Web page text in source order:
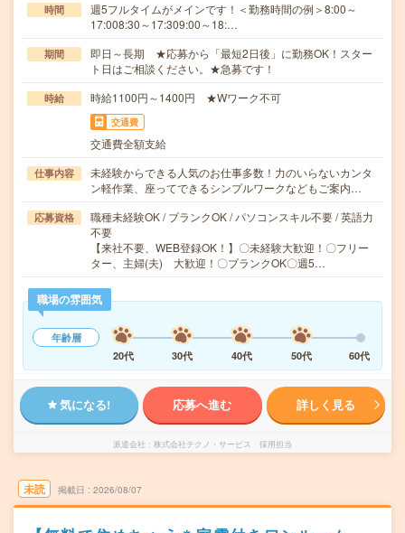
時間
週5フルタイムがメインです！＜勤務時間の例＞8:00～
17:008:30～17:309:00～18:…
期間
即日～長期 ★応募から「最短2日後」に勤務OK！スター
ト日はご相談ください。★急募です！
時給 時給1100円～1400円 ★Wワーク不可
交通費
交通費全額支給
仕事内容
未経験からできる人気のお仕事多数！力のいらないカンタ
ン軽作業、座ってできるシンプルワークなどもご案内…
応募資格
職種未経験OK / ブランクOK / パソコンスキル不要 / 英語力
不要
【来社不要、WEB登録OK！】〇未経験大歓迎！〇フリー
ター、主婦(夫) 大歓迎！〇ブランクOK〇週5…
職場の雰囲気
年齢層
20代
30代 40代 50代 60代
気になる! 応募へ進む 詳しく見る
派遣会社 株式会社テクノ・サービス 採用担当
未読 掲載日 2026/08/07